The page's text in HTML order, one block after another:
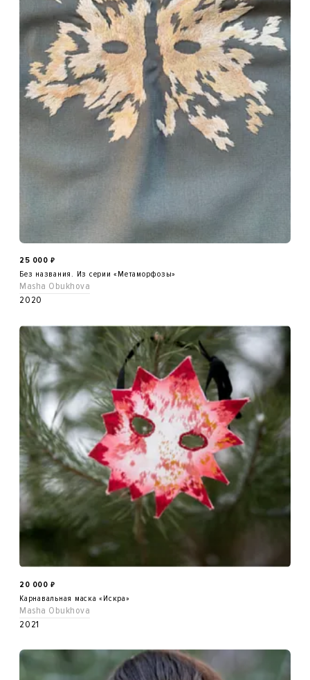
25 000 ₽
Без названия. Из серии «Метаморфозы»
Masha Obukhova
2020
20 000 ₽
Карнавальная маска «Искра»
Masha Obukhova
2021